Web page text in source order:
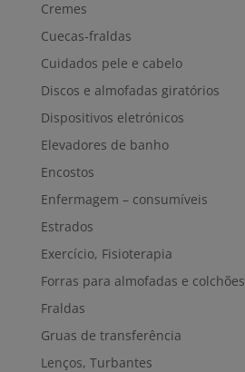
Cremes
Cuecas-fraldas
Cuidados pele e cabelo
Discos e almofadas giratórios
Dispositivos eletrónicos
Elevadores de banho
Encostos
Enfermagem – consumíveis
Estrados
Exercício, Fisioterapia
Forras para almofadas e colchões
Fraldas
Gruas de transferência
Lenços, Turbantes